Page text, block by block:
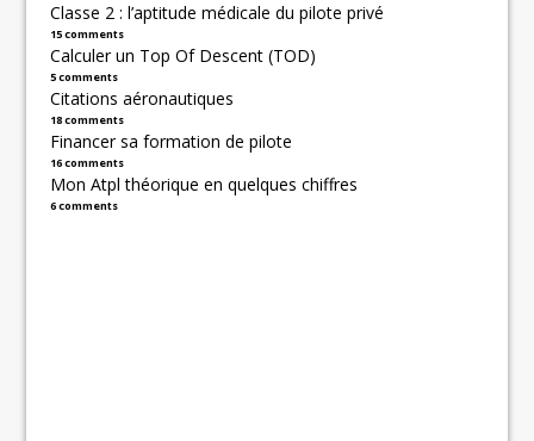
Classe 2 : l’aptitude médicale du pilote privé
15 comments
Calculer un Top Of Descent (TOD)
5 comments
Citations aéronautiques
18 comments
Financer sa formation de pilote
16 comments
Mon Atpl théorique en quelques chiffres
6 comments